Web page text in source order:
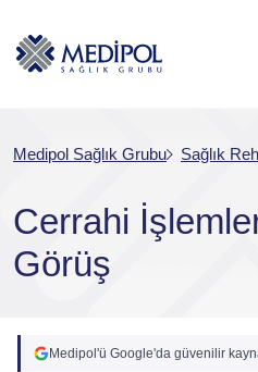
Medipol Sağlık Grubu Sağlık
Cerrahi
Görüş
Medipol'ü Google'da güvenilir